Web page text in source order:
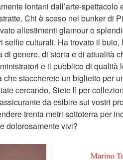
lontani dall’arte-spettacolo
Chi è sceso nel bunker di
allestimenti glamour o
selfie culturali. Ha trovato il buio,
di genere, di storia e di attualità
e il pubblico di qualità
che staccherete un biglietto per
cercando. Siete lì per
da esibire sui vostri
trenta metri sottoterra per
dolorosamente vivi?